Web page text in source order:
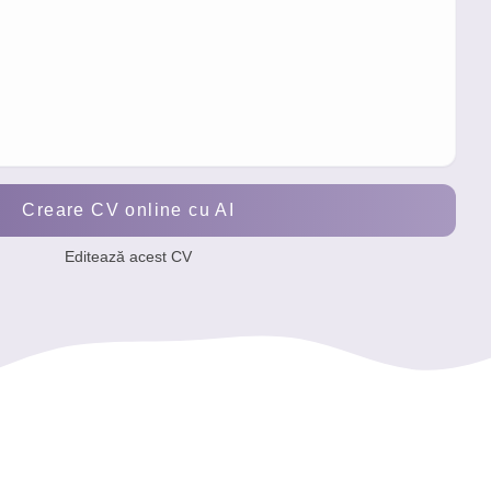
Creare CV online cu AI
Editează acest CV